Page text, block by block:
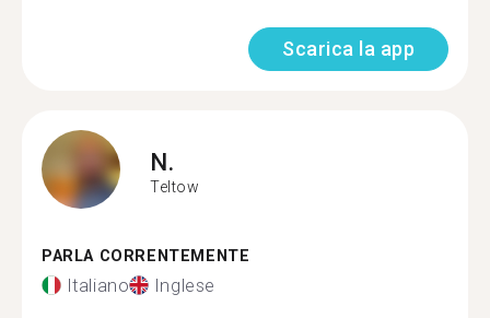
Scarica la app
N.
Teltow
PARLA CORRENTEMENTE
Italiano Inglese